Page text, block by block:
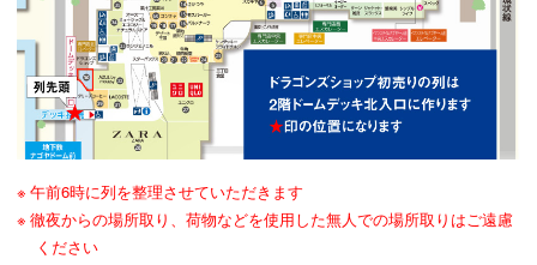
午前6時に列を整理させていただきます
徹夜からの場所取り、荷物などを使用した無人での場所取りはご遠慮
ください